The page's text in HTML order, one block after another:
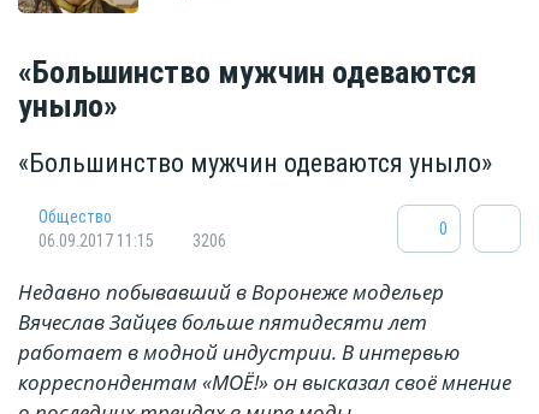
«Большинство мужчин одеваются
уныло»
«Большинство мужчин одеваются уныло»
Общество
06.09.2017 11:15
3206
0
Недавно побывавший в Воронеже модельер
Вячеслав Зайцев больше пятидесяти лет
работает в модной индустрии. В интервью
корреспондентам «МОЁ!» он высказал своё мнение